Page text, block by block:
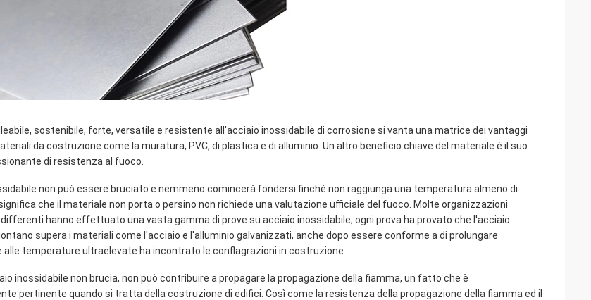
sostenibile, forte, versatile e resistente all'acciaio inossidabile di corrosione si vanta una matrice dei vantaggi
da costruzione come la muratura, PVC, di plastica e di alluminio. Un altro beneficio chiave del materiale è il suo
di resistenza al fuoco.
non può essere bruciato e nemmeno comincerà fondersi finché non raggiunga una temperatura almeno di
significa che il materiale non porta o persino non richiede una valutazione ufficiale del fuoco. Molte organizzazioni
hanno effettuato una vasta gamma di prove su acciaio inossidabile; ogni prova ha provato che l'acciaio
supera i materiali come l'acciaio e l'alluminio galvanizzati, anche dopo essere conforme a di prolungare
alle temperature ultraelevate ha incontrato le conflagrazioni in costruzione.
inossidabile non brucia, non può contribuire a propagare la propagazione della fiamma, un fatto che è
pertinente quando si tratta della costruzione di edifici. Così come la resistenza della propagazione della fiamma ed il